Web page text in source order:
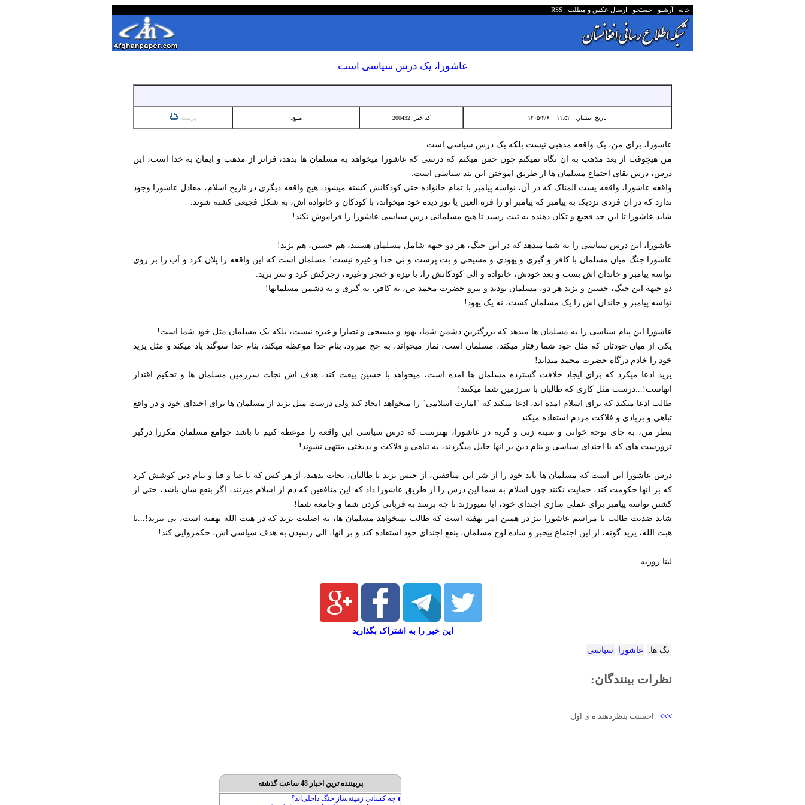
خانه آرشیو جستجو ارسال عکس و مطلب RSS
عاشورا، یک درس سیاسی است
تاریخ انتشار: ۱۱:۵۲ ۱۴۰۵/۴/۶ کد خبر: 200432 منبع: پرینت
عاشورا، برای من، یک واقعه مذهبی نیست بلکه یک درس سیاسی است.
من هیچوقت از بعد مذهب به ان نگاه نمیکنم چون حس میکنم که درسی که عاشورا میخواهد به مسلمان ها بدهد، فراتر از مذهب و ایمان به خدا است، این
درس، درس بقای اجتماع مسلمان ها از طریق اموختن این پند سیاسی است.
واقعه عاشورا، واقعه یست المناک که در آن، نواسه پیامبر با تمام خانواده حتی کودکانش کشته میشود، هیچ واقعه دیگری در تاریخ اسلام، معادل عاشورا وجود
ندارد که در ان فردی نزدیک به پیامبر که پیامبر او را قره العین یا نور دیده خود میخواند، با کودکان و خانواده اش، به شکل فجیعی کشته شوند.
شاید عاشورا تا این حد فجیع و تکان دهنده به ثبت رسید تا هیچ مسلمانی درس سیاسی عاشورا را فراموش نکند!
عاشورا، این درس سیاسی را به شما میدهد که در این جنگ، هر دو جبهه شامل مسلمان هستند، هم حسین، هم یزید!
عاشورا جنگ میان مسلمان با کافر و گبری و یهودی و مسیحی و بت پرست و بی خدا و غیره نیست! مسلمان است که این واقعه را پلان کرد و آب را بر روی
نواسه پیامبر و خاندان اش بست و بعد خودش، خانواده و الی کودکانش را، با نیزه و خنجر و غیره، زجرکش کرد و سر برید.
دو جبهه این جنگ، حسین و یزید هر دو، مسلمان بودند و پیرو حضرت محمد ص، نه کافر، نه گبری و نه دشمن مسلمانها!
نواسه پیامبر و خاندان اش را یک مسلمان کشت، نه یک یهود!
عاشورا این پیام سیاسی را به مسلمان ها میدهد که بزرگترین دشمن شما، یهود و مسیحی و نصارا و غیره نیست، بلکه یک مسلمان مثل خود شما است!
یکی از میان خودتان که مثل خود شما رفتار میکند، مسلمان است، نماز میخواند، به حج میرود، بنام خدا موعظه میکند، بنام خدا سوگند یاد میکند و مثل یزید
خود را خادم درگاه حضرت محمد میداند!
یزید ادعا میکرد که برای ایجاد خلافت گسترده مسلمان ها امده است، میخواهد با حسین بیعت کند، هدف اش نجات سرزمین مسلمان ها و تحکیم اقتدار
انهاست!...درست مثل کاری که طالبان با سرزمین شما میکنند!
طالب ادعا میکند که برای اسلام امده اند، ادعا میکند که "امارت اسلامی" را میخواهد ایجاد کند ولی درست مثل یزید از مسلمان ها برای اجندای خود و در واقع
تباهی و بربادی و فلاکت مردم استفاده میکند.
بنظر من، به جای نوحه خوانی و سینه زنی و گریه در عاشورا، بهترست که درس سیاسی این واقعه را موعظه کنیم تا باشد جوامع مسلمان مکررا درگیر
ترورست های که با اجندای سیاسی و بنام دین بر انها حایل میگردند، به تباهی و فلاکت و بدبختی منتهی نشوند!
درس عاشورا این است که مسلمان ها باید خود را از شر این منافقین، از جنس یزید یا طالبان، نجات بدهند، از هر کس که با عبا و قبا و بنام دین کوشش کرد
که بر انها حکومت کند، حمایت نکنند چون اسلام به شما این درس را از طریق عاشورا داد که این منافقین که دم از اسلام میزنند، اگر بنفع شان باشد، حتی از
کشتن نواسه پیامبر برای عملی سازی اجندای خود، ابا نمیورزند تا چه برسد به قربانی کردن شما و جامعه شما!
شاید ضدیت طالب با مراسم عاشورا نیز در همین امر نهفته است که طالب نمیخواهد مسلمان ها، به اصلیت یزید که در هبت الله نهفته است، پی ببرند!...تا
هبت الله، یزید گونه، از این اجتماع بیخبر و ساده لوح مسلمان، بنفع اجندای خود استفاده کند و بر انها، الی رسیدن به هدف سیاسی اش، حکمروایی کند!
لینا روزبه
این خبر را به اشتراک بگذارید
تگ ها: عاشورا سیاسی
نظرات بینندگان:
>>> احسنت بنظردهند ه ی اول
پربیننده ترین اخبار 48 ساعت گذشته